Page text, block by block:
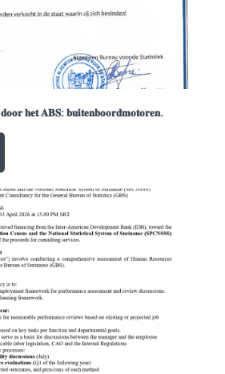
𝐡𝐞𝐭 𝐀𝐁𝐒: 𝐛𝐮𝐢𝐭𝐞𝐧𝐛𝐨𝐨𝐫𝐝𝐦𝐨𝐭𝐨𝐫𝐞𝐧.